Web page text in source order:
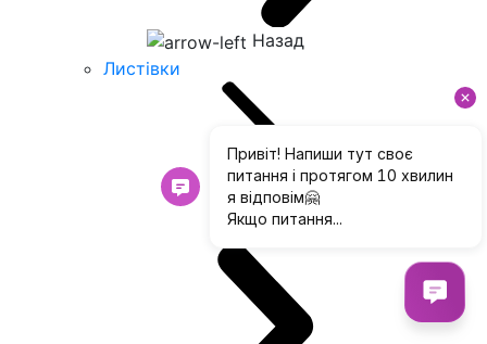
Назад
Листівки